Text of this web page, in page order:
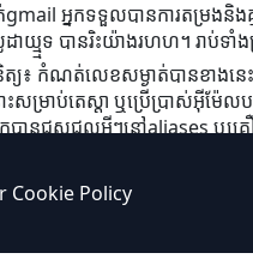
gmail អ្នកទទួលបានការតម្រង
ដាយ្ម្មទ បានរិះយ៉ាងរហហ។ រាប់
ត្យ៖ កំណត់លេខសម្ងាត់បានខា
សម្រាប់​តេស្តា ឬប្រើប្រាស់អ៊ីម៉ែល
ានជួសជុលអ្វីៗនៅaliases ឬគ្រឿ
Cookie Policy